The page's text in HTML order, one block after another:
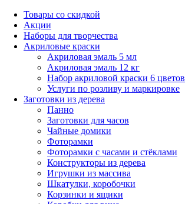
Товары со скидкой
Акции
Наборы для творчества
Акриловые краски
Акриловая эмаль 5 мл
Акриловая эмаль 12 кг
Набор акриловой краски 6 цветов
Услуги по розливу и маркировке
Заготовки из дерева
Панно
Заготовки для часов
Чайные домики
Фоторамки
Фоторамки с часами и стёклами
Конструкторы из дерева
Игрушки из массива
Шкатулки, коробочки
Корзинки и ящики